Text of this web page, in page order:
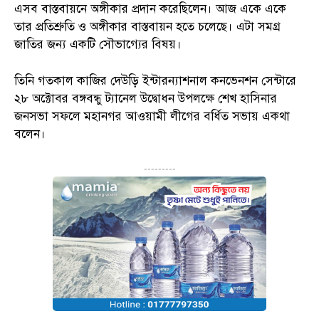
এসব বাস্তবায়নে অঙ্গীকার প্রদান করেছিলেন। আজ একে একে
তার প্রতিশ্রুতি ও অঙ্গীকার বাস্তবায়ন হতে চলেছে। এটা সমগ্র
জাতির জন্য একটি সৌভাগ্যের বিষয়।
তিনি গতকাল কাজির দেউড়ি ইন্টারন্যাশনাল কনভেনশন সেন্টারে
২৮ অক্টোবর বঙ্গবন্ধু ট্যানেল উদ্বোধন উপলক্ষে শেখ হাসিনার
জনসভা সফলে মহানগর আওয়ামী লীগের বর্ধিত সভায় একথা
বলেন।
---------